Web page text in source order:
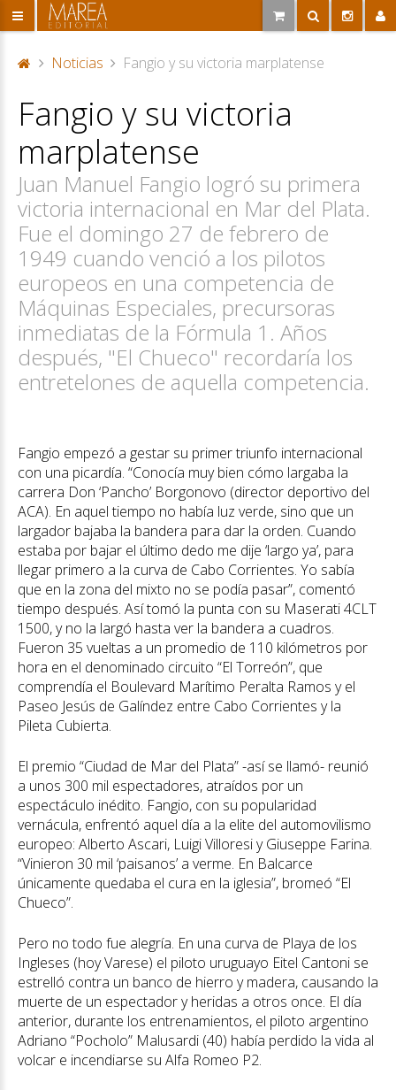
or
ta
d
a
Noticias Fangio y su victoria marplatense
Fangio y su victoria
marplatense
Juan Manuel Fangio logró su primera
victoria internacional en Mar del Plata.
Fue el domingo 27 de febrero de
1949 cuando venció a los pilotos
europeos en una competencia de
Máquinas Especiales, precursoras
inmediatas de la Fórmula 1. Años
después, "El Chueco" recordaría los
entretelones de aquella competencia.
Fangio empezó a gestar su primer triunfo internacional
con una picardía. “Conocía muy bien cómo largaba la
carrera Don ‘Pancho’ Borgonovo (director deportivo del
ACA). En aquel tiempo no había luz verde, sino que un
largador bajaba la bandera para dar la orden. Cuando
estaba por bajar el último dedo me dije ‘largo ya’, para
llegar primero a la curva de Cabo Corrientes. Yo sabía
que en la zona del mixto no se podía pasar”, comentó
tiempo después. Así tomó la punta con su Maserati 4CLT
1500, y no la largó hasta ver la bandera a cuadros.
Fueron 35 vueltas a un promedio de 110 kilómetros por
hora en el denominado circuito “El Torreón”, que
comprendía el Boulevard Marítimo Peralta Ramos y el
Paseo Jesús de Galíndez entre Cabo Corrientes y la
Pileta Cubierta.
El premio “Ciudad de Mar del Plata” -así se llamó- reunió
a unos 300 mil espectadores, atraídos por un
espectáculo inédito. Fangio, con su popularidad
vernácula, enfrentó aquel día a la elite del automovilismo
europeo: Alberto Ascari, Luigi Villoresi y Giuseppe Farina.
“Vinieron 30 mil ‘paisanos’ a verme. En Balcarce
únicamente quedaba el cura en la iglesia”, bromeó “El
Chueco”.
Pero no todo fue alegría. En una curva de Playa de los
Ingleses (hoy Varese) el piloto uruguayo Eitel Cantoni se
estrelló contra un banco de hierro y madera, causando la
muerte de un espectador y heridas a otros once. El día
anterior, durante los entrenamientos, el piloto argentino
Adriano “Pocholo” Malusardi (40) había perdido la vida al
volcar e incendiarse su Alfa Romeo P2.